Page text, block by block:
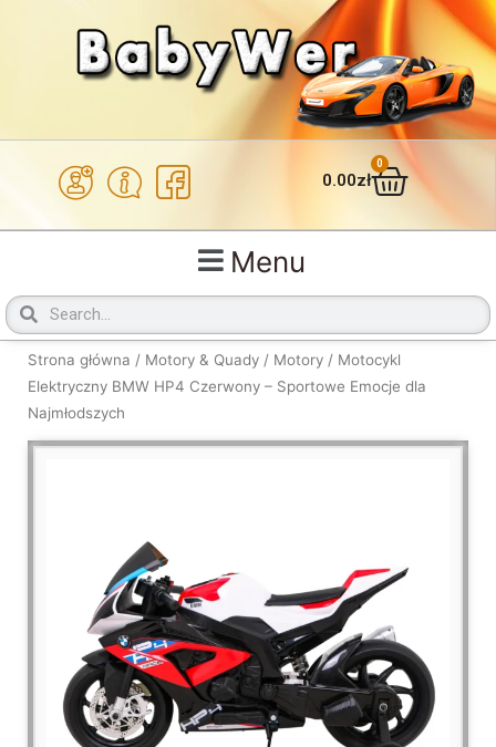
0.00zł
0
Wózek
Menu
SzukajSzukaj
Strona główna / Motory & Quady / Motory / Motocykl
Elektryczny BMW HP4 Czerwony – Sportowe Emocje dla
Najmłodszych